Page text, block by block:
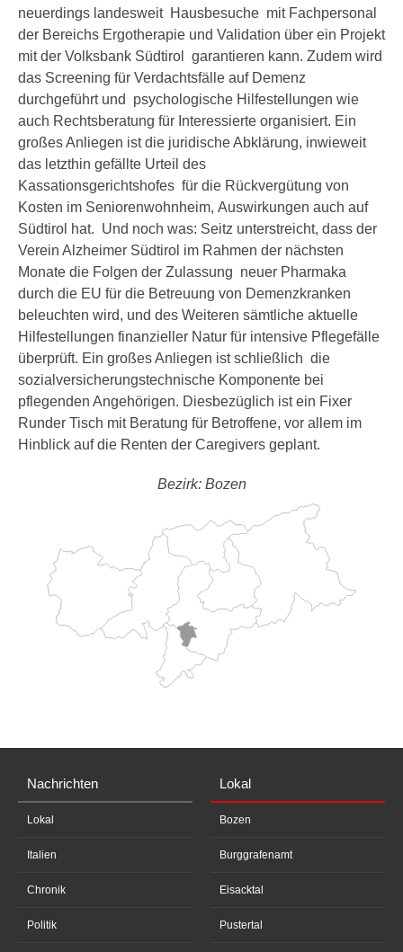
neuerdings landesweit Hausbesuche mit Fachpersonal
der Bereichs Ergotherapie und Validation über ein Projekt
mit der Volksbank Südtirol garantieren kann. Zudem wird
das Screening für Verdachtsfälle auf Demenz
durchgeführt und psychologische Hilfestellungen wie
auch Rechtsberatung für Interessierte organisiert. Ein
großes Anliegen ist die juridische Abklärung, inwieweit
das letzthin gefällte Urteil des
Kassationsgerichtshofes für die Rückvergütung von
Kosten im Seniorenwohnheim, Auswirkungen auch auf
Südtirol hat. Und noch was: Seitz unterstreicht, dass der
Verein Alzheimer Südtirol im Rahmen der nächsten
Monate die Folgen der Zulassung neuer Pharmaka
durch die EU für die Betreuung von Demenzkranken
beleuchten wird, und des Weiteren sämtliche aktuelle
Hilfestellungen finanzieller Natur für intensive Pflegefälle
überprüft. Ein großes Anliegen ist schließlich die
sozialversicherungstechnische Komponente bei
pflegenden Angehörigen. Diesbezüglich ist ein Fixer
Runder Tisch mit Beratung für Betroffene, vor allem im
Hinblick auf die Renten der Caregivers geplant.
Bezirk: Bozen
Nachrichten
Lokal
Italien
Chronik
Politik
Lokal
Bozen
Burggrafenamt
Eisacktal
Pustertal